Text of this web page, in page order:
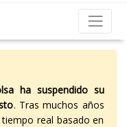
ha suspendido su
. Tras muchos años
real basado en